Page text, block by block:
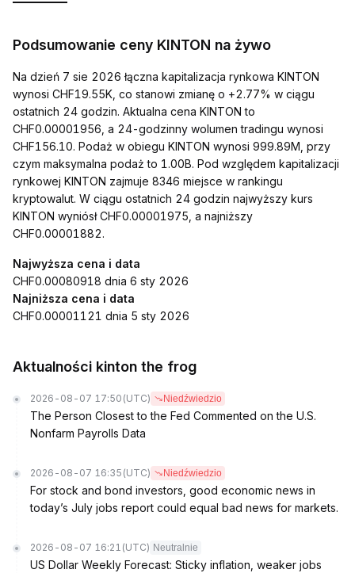
Podsumowanie ceny KINTON na żywo
Na dzień 7 sie 2026 łączna kapitalizacja rynkowa KINTON
wynosi CHF19.55K, co stanowi zmianę o +2.77% w ciągu
ostatnich 24 godzin. Aktualna cena KINTON to
CHF0.00001956, a 24-godzinny wolumen tradingu wynosi
CHF156.10. Podaż w obiegu KINTON wynosi 999.89M, przy
czym maksymalna podaż to 1.00B. Pod względem kapitalizacji
rynkowej KINTON zajmuje 8346 miejsce w rankingu
kryptowalut. W ciągu ostatnich 24 godzin najwyższy kurs
KINTON wyniósł CHF0.00001975, a najniższy
CHF0.00001882.
Najwyższa cena i data
CHF0.00080918 dnia 6 sty 2026
Najniższa cena i data
CHF0.00001121 dnia 5 sty 2026
Aktualności kinton the frog
2026-08-07 17:50 (UTC) Niedźwiedzio
The Person Closest to the Fed Commented on the U.S.
Nonfarm Payrolls Data
2026-08-07 16:35 (UTC) Niedźwiedzio
For stock and bond investors, good economic news in
today’s July jobs report could equal bad news for markets.
2026-08-07 16:21 (UTC) Neutralnie
US Dollar Weekly Forecast: Sticky inflation, weaker jobs